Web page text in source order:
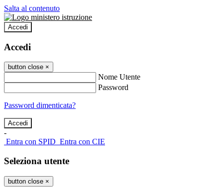
Salta al contenuto
Accedi
Accedi
button close ×
Nome Utente
Password
Password dimenticata?
-
Entra con SPID Entra con CIE
Seleziona utente
button close ×